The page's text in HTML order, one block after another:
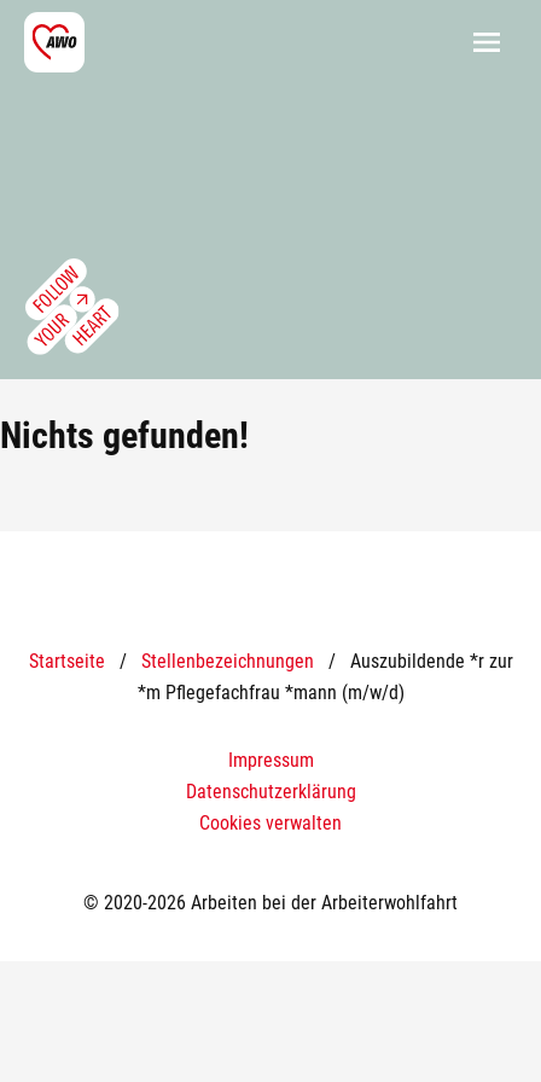
Nichts gefunden!
Startseite / Stellenbezeichnungen / Auszubildende *r zur
*m Pflegefachfrau *mann (m/w/d)
Impressum
Datenschutzerklärung
Cookies verwalten
© 2020-2026 Arbeiten bei der Arbeiterwohlfahrt